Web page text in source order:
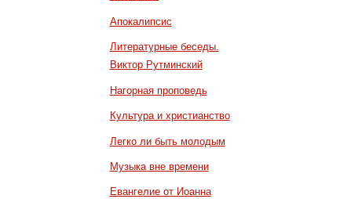
Апокалипсис
Литературные беседы.
Виктор Рутминский
Нагорная проповедь
Культура и христианство
Легко ли быть молодым
Музыка вне времени
Евангелие от Иоанна